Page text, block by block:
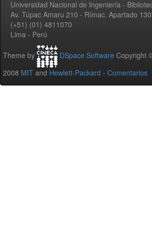
Universidad Nacional de Ingeniería -
Av. Túpac Amaru 210 - Rímac. Apartado
(+51) (01) 4811070
Lima - Perú
Theme by DSpace Software Copyright
2008 MIT and Hewlett-Packard - Comentarios